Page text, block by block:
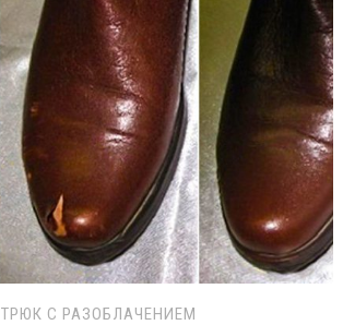
ТРЮК С РАЗОБЛАЧЕНИЕМ